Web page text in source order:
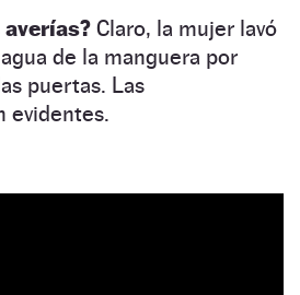
Claro, la mujer lavó
de la manguera por
puertas. Las
evidentes.